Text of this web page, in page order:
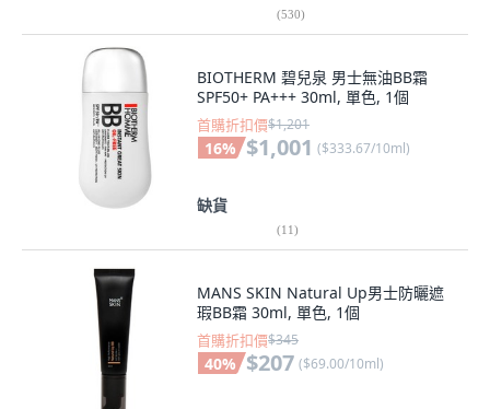
(530)
BIOTHERM 碧兒泉 男士無油BB霜
SPF50+ PA+++ 30ml, 單色, 1個
首購折扣價$1,201
16% $1,001 ($333.67/10ml)
缺貨
(11)
MANS SKIN Natural Up男士防曬遮
瑕BB霜 30ml, 單色, 1個
首購折扣價$345
40% $207 ($69.00/10ml)